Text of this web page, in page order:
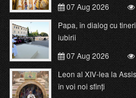
07 Aug 2026
Papa, în dialog cu
iubirii
07 Aug 2026
Leon al XIV-lea la
în voi noi sfinți